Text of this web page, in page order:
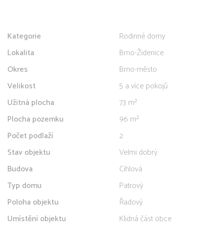
Kategorie
Rodinné domy
Lokalita
Brno-Židenice
Okres
Brno-město
Velikost
5 a více pokojů
Užitná plocha
73 m²
Plocha pozemku
96 m²
Počet podlaží
2
Stav objektu
Velmi dobrý
Budova
Cihlová
Typ domu
Patrový
Poloha objektu
Řadový
Umístění objektu
Klidná část obce